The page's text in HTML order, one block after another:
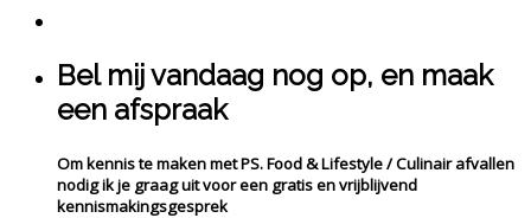
Bel mij vandaag nog op, en maak
een afspraak
Om kennis te maken met PS. Food & Lifestyle / Culinair afvallen
nodig ik je graag uit voor een gratis en vrijblijvend
kennismakingsgesprek